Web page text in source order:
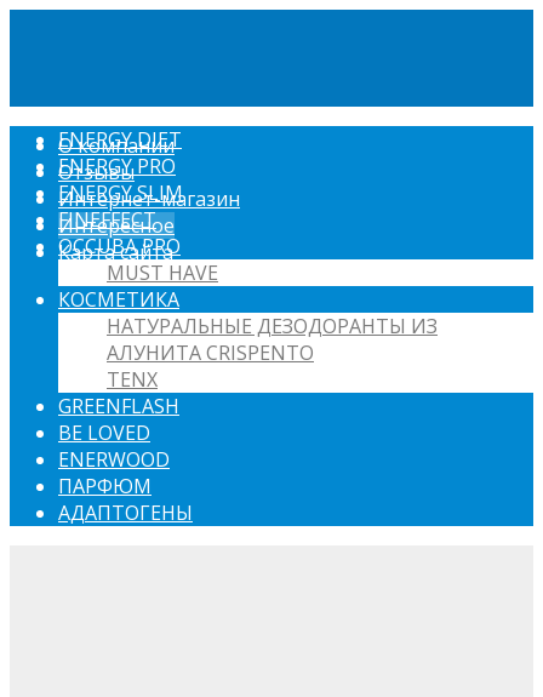
О компании
Отзывы
Интернет-магазин
Интересное
Карта сайта
ENERGY DIET
ENERGY PRO
ENERGY SLIM
FINEFFECT
OCCUBA PRO
MUST HAVE
КОСМЕТИКА
НАТУРАЛЬНЫЕ ДЕЗОДОРАНТЫ ИЗ
АЛУНИТА CRISPENTO
TENX
GREENFLASH
BE LOVED
ENERWOOD
ПАРФЮМ
АДАПТОГЕНЫ